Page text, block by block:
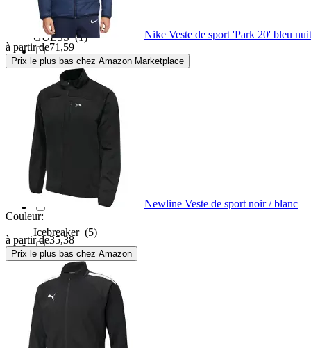
GUESS(1)
Head(1)
Helly Hansen(1)
Hummel
Icebreaker (5)
inov-8(2)
Isbjörn of Sweden (3)
Nike Veste de sport 'Park 20' bleu
à partir de71,59
Prix le plus bas chez Amazon Marketplace
Newline Veste de sport noir / blanc
Couleur:
à partir de35,38
Prix le plus bas chez Amazon